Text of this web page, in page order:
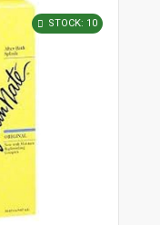
STOCK: 10